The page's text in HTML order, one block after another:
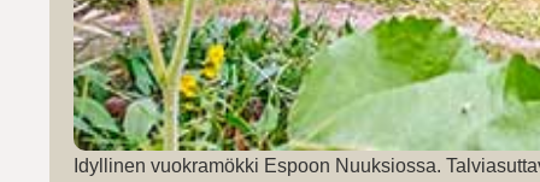
Idyllinen vuokramökki Espoon Nuuksiossa.